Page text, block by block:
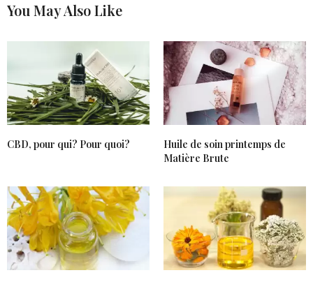
You May Also Like
CBD, pour qui? Pour quoi?
Huile de soin printemps de
Matière Brute